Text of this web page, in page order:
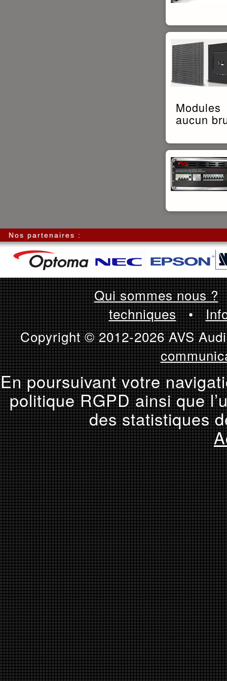
aucun
Nos partenaires :
Qui sommes nous ?
techniques•
Copyright © 2012-2026 AVS
En poursuivant votre
politique RGPD ainsi que
des statistiques